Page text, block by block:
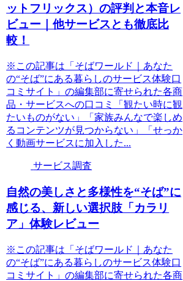
ットフリックス）の評判と本音レ
ビュー｜他サービスとも徹底比
較！
※この記事は「そばワールド｜あなた
の“そば”にある暮らしのサービス体験口
コミサイト」の編集部に寄せられた各商
品・サービスへの口コミ「観たい時に観
たいものがない」「家族みんなで楽しめ
るコンテンツが見つからない」「せっか
く動画サービスに加入した...
サービス調査
自然の美しさと多様性を“そば”に
感じる、新しい選択肢「カラリ
ア」体験レビュー
※この記事は「そばワールド｜あなた
の“そば”にある暮らしのサービス体験口
コミサイト」の編集部に寄せられた各商